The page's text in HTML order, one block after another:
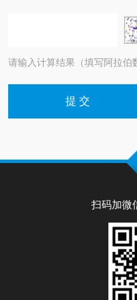
请输入计算结果（填写阿拉伯
扫码加微